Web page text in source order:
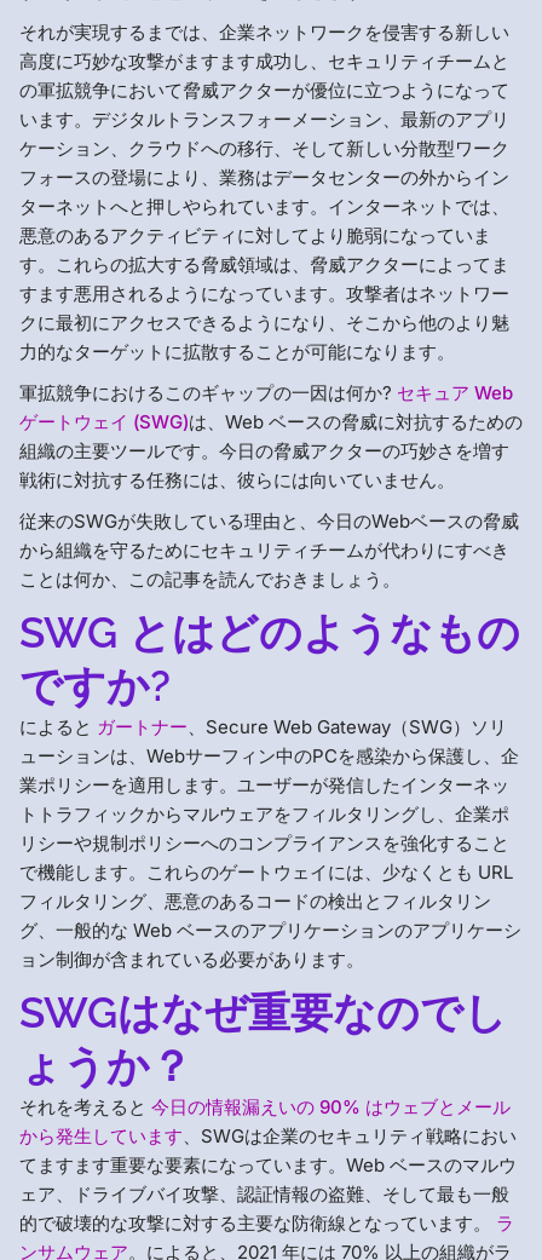
それが実現するまでは、企業ネットワークを侵害する新しい
高度に巧妙な攻撃がますます成功し、セキュリティチームと
の軍拡競争において脅威アクターが優位に立つようになって
います。デジタルトランスフォーメーション、最新のアプリ
ケーション、クラウドへの移行、そして新しい分散型ワーク
フォースの登場により、業務はデータセンターの外からイン
ターネットへと押しやられています。インターネットでは、
悪意のあるアクティビティに対してより脆弱になっていま
す。これらの拡大する脅威領域は、脅威アクターによってま
すます悪用されるようになっています。攻撃者はネットワー
クに最初にアクセスできるようになり、そこから他のより魅
力的なターゲットに拡散することが可能になります。
軍拡競争におけるこのギャップの一因は何か? セキュア Web
ゲートウェイ (SWG)は、Web ベースの脅威に対抗するための
組織の主要ツールです。今日の脅威アクターの巧妙さを増す
戦術に対抗する任務には、彼らには向いていません。
従来のSWGが失敗している理由と、今日のWebベースの脅威
から組織を守るためにセキュリティチームが代わりにすべき
ことは何か、この記事を読んでおきましょう。
SWG とはどのようなもの
ですか?
によると ガートナー、Secure Web Gateway（SWG）ソリ
ューションは、Webサーフィン中のPCを感染から保護し、企
業ポリシーを適用します。ユーザーが発信したインターネッ
トトラフィックからマルウェアをフィルタリングし、企業ポ
リシーや規制ポリシーへのコンプライアンスを強化すること
で機能します。これらのゲートウェイには、少なくとも URL
フィルタリング、悪意のあるコードの検出とフィルタリン
グ、一般的な Web ベースのアプリケーションのアプリケーシ
ョン制御が含まれている必要があります。
SWGはなぜ重要なのでし
ょうか？
それを考えると 今日の情報漏えいの 90% はウェブとメール
から発生しています、SWGは企業のセキュリティ戦略におい
てますます重要な要素になっています。Web ベースのマルウ
ェア、ドライブバイ攻撃、認証情報の盗難、そして最も一般
的で破壊的な攻撃に対する主要な防衛線となっています。 ラ
ンサムウェア。によると、2021 年には 70% 以上の組織がラ